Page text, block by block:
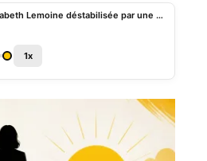
Anne-Elisabeth Lemoine déstabilisée par une question de Jamel Debbouze en direct sur son avenir
1x